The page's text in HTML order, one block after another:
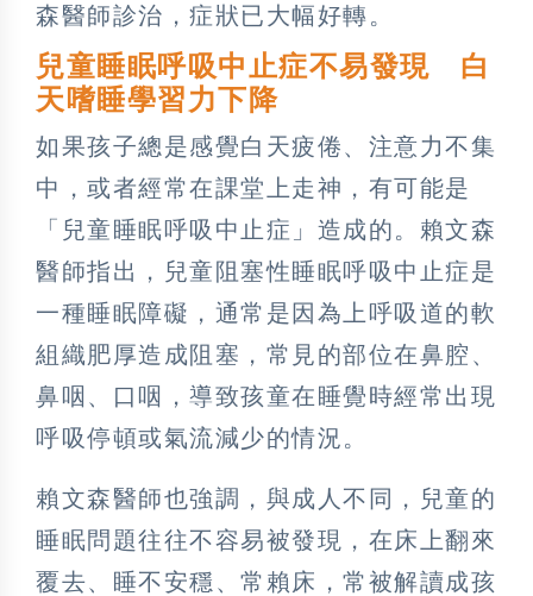
森醫師診治，症狀已大幅好轉。
兒童睡眠呼吸中止症不易發現 白
天嗜睡學習力下降
如果孩子總是感覺白天疲倦、注意力不集
中，或者經常在課堂上走神，有可能是
「兒童睡眠呼吸中止症」造成的。賴文森
醫師指出，兒童阻塞性睡眠呼吸中止症是
一種睡眠障礙，通常是因為上呼吸道的軟
組織肥厚造成阻塞，常見的部位在鼻腔、
鼻咽、口咽，導致孩童在睡覺時經常出現
呼吸停頓或氣流減少的情況。
賴文森醫師也強調，與成人不同，兒童的
睡眠問題往往不容易被發現，在床上翻來
覆去、睡不安穩、常賴床，常被解讀成孩